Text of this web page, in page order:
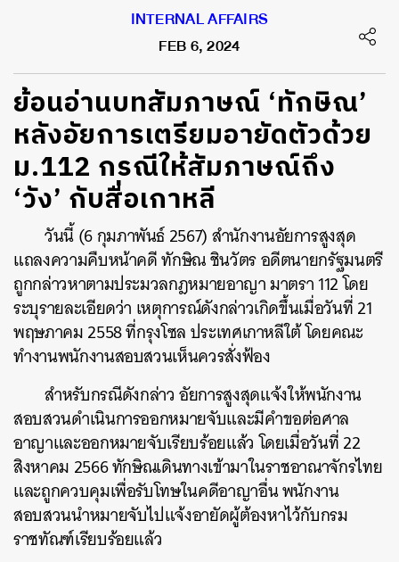
INTERNAL AFFAIRS
FEB 6, 2024
ย้อนอ่านบทสัมภาษณ์ ‘ทักษิณ’
หลังอัยการเตรียมอายัดตัวด้วย
ม.112 กรณีให้สัมภาษณ์ถึง
‘วัง’ กับสื่อเกาหลี
วันนี้ (6 กุมภาพันธ์ 2567) สำนักงานอัยการสูงสุด
แถลงความคืบหน้าคดี ทักษิณ ชินวัตร อดีตนายกรัฐมนตรี
ถูกกล่าวหาตามประมวลกฎหมายอาญา มาตรา 112 โดย
ระบุรายละเอียดว่า เหตุการณ์ดังกล่าวเกิดขึ้นเมื่อวันที่ 21
พฤษภาคม 2558 ที่กรุงโซล ประเทศเกาหลีใต้ โดยคณะ
ทำงานพนักงานสอบสวนเห็นควรสั่งฟ้อง
สำหรับกรณีดังกล่าว อัยการสูงสุดแจ้งให้พนักงาน
สอบสวนดำเนินการออกหมายจับและมีคำขอต่อศาล
อาญาและออกหมายจับเรียบร้อยแล้ว โดยเมื่อวันที่ 22
สิงหาคม 2566 ทักษิณเดินทางเข้ามาในราชอาณาจักรไทย
และถูกควบคุมเพื่อรับโทษในคดีอาญาอื่น พนักงาน
สอบสวนนำหมายจับไปแจ้งอายัดผู้ต้องหาไว้กับกรม
ราชทัณฑ์เรียบร้อยแล้ว